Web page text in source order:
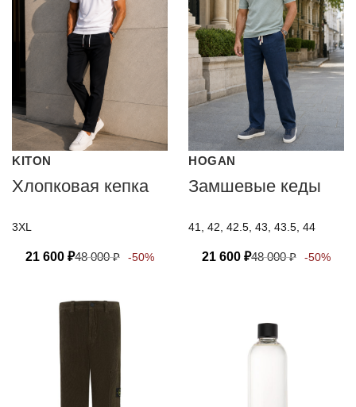
KITON
Хлопковая кепка
3XL
21 600 ₽48 000₽ -50%
HOGAN
Замшевые кеды
41, 42, 42.5, 43, 43.5, 44
21 600 ₽48 000₽ -50%